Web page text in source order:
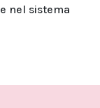
nel sistema